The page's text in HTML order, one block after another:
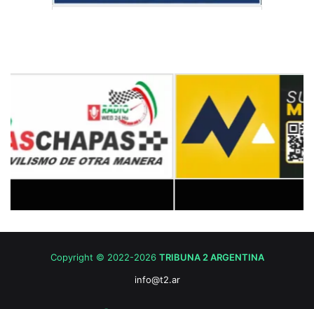
Copyright © 2022-2026 TRIBUNA 2 ARGENTINA
info@t2.ar